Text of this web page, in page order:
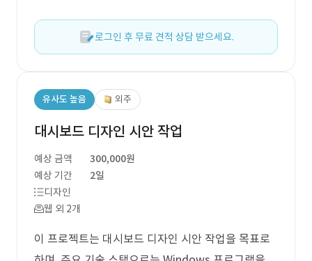
로그인 후 무료 견적 상담 받으세요.
유사도 높음 외주
대시보드 디자인 시안 작업
예상 금액
300,000원
예상 기간
2일
디자인
웹 외 2개
이 프로젝트는 대시보드 디자인 시안 작업을 목표로